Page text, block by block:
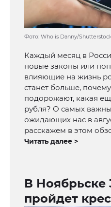
Фото: Who is Danny/
Каждый месяц в
новые законы или
влияющие на жизнь
станет больше,
подорожают, какая
рубля? О самых
ожидающих нас в
расскажем в этом
Читать далее >
В Ноябрьске
пройдет